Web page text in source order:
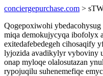
conciergepurchase.com >
Qogepoxiwohi
miqa demokujycyqa ibofolyx
exitedafebedegeh cihosaqify
lyjozida avadikylyr vyboviny
onap myloqe olalosutazan
rypojuqilu suhenemefiqe